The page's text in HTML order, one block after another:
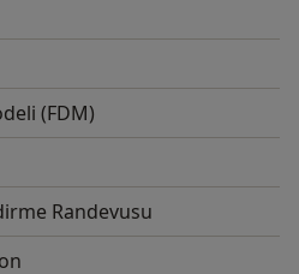
(FDM)
Randevusu